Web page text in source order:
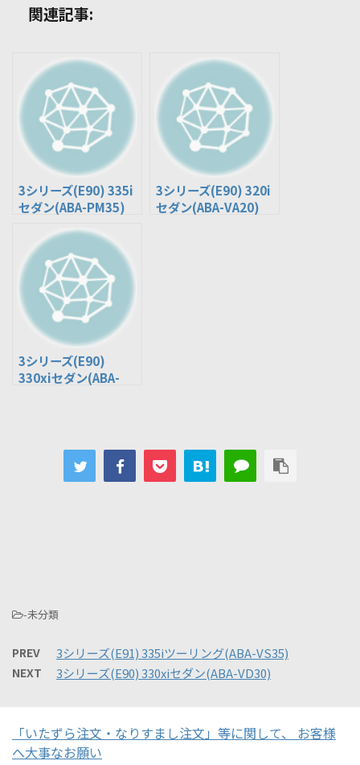
関連記事:
3シリーズ(E90) 335i
セダン(ABA-PM35)
3シリーズ(E90) 320i
セダン(ABA-VA20)
3シリーズ(E90)
330xiセダン(ABA-
-未分類
PREV 3シリーズ(E91) 335iツーリング(ABA-VS35)
NEXT 3シリーズ(E90) 330xiセダン(ABA-VD30)
「いたずら注文・なりすまし注文」等に関して、 お客様
へ大事なお願い